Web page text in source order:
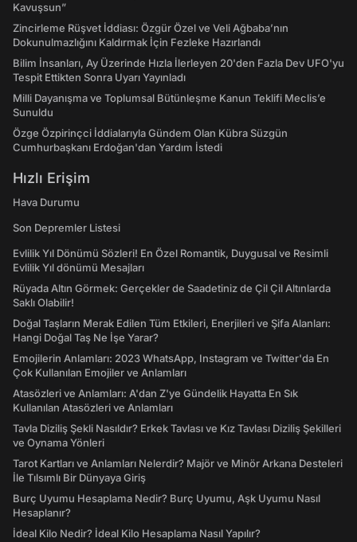
Kavuşsun”
Zincirleme Rüşvet İddiası: Özgür Özel ve Veli Ağbaba’nın
Dokunulmazlığını Kaldırmak İçin Fezleke Hazırlandı
Bilim İnsanları, Ay Üzerinde Hızla İlerleyen 20'den Fazla Dev UFO'yu
Tespit Ettikten Sonra Uyarı Yayınladı
Milli Dayanışma ve Toplumsal Bütünleşme Kanun Teklifi Meclis’e
Sunuldu
Özge Özpirinçci İddialarıyla Gündem Olan Kübra Süzgün
Cumhurbaşkanı Erdoğan'dan Yardım İstedi
Hızlı Erişim
Hava Durumu
Son Depremler Listesi
Evlilik Yıl Dönümü Sözleri! En Özel Romantik, Duygusal ve Resimli
Evlilik Yıl dönümü Mesajları
Rüyada Altın Görmek: Gerçekler de Saadetiniz de Çil Çil Altınlarda
Saklı Olabilir!
Doğal Taşların Merak Edilen Tüm Etkileri, Enerjileri ve Şifa Alanları:
Hangi Doğal Taş Ne İşe Yarar?
Emojilerin Anlamları: 2023 WhatsApp, Instagram ve Twitter'da En
Çok Kullanılan Emojiler ve Anlamları
Atasözleri ve Anlamları: A'dan Z'ye Gündelik Hayatta En Sık
Kullanılan Atasözleri ve Anlamları
Tavla Diziliş Şekli Nasıldır? Erkek Tavlası ve Kız Tavlası Diziliş Şekilleri
ve Oynama Yönleri
Tarot Kartları ve Anlamları Nelerdir? Majör ve Minör Arkana Desteleri
İle Tılsımlı Bir Dünyaya Giriş
Burç Uyumu Hesaplama Nedir? Burç Uyumu, Aşk Uyumu Nasıl
Hesaplanır?
İdeal Kilo Nedir? İdeal Kilo Hesaplama Nasıl Yapılır?